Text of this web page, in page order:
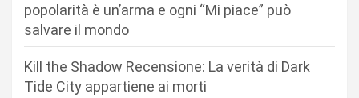
popolarità è un’arma e ogni “Mi piace” può
salvare il mondo
Kill the Shadow Recensione: La verità di Dark
Tide City appartiene ai morti